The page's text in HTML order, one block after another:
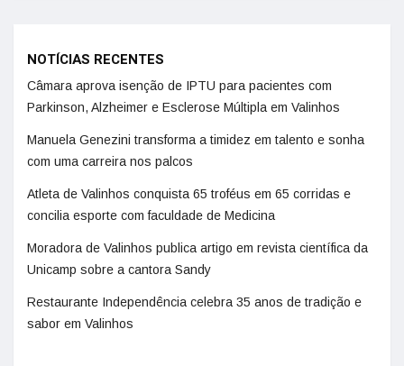
NOTÍCIAS RECENTES
Câmara aprova isenção de IPTU para pacientes com
Parkinson, Alzheimer e Esclerose Múltipla em Valinhos
Manuela Genezini transforma a timidez em talento e sonha
com uma carreira nos palcos
Atleta de Valinhos conquista 65 troféus em 65 corridas e
concilia esporte com faculdade de Medicina
Moradora de Valinhos publica artigo em revista científica da
Unicamp sobre a cantora Sandy
Restaurante Independência celebra 35 anos de tradição e
sabor em Valinhos